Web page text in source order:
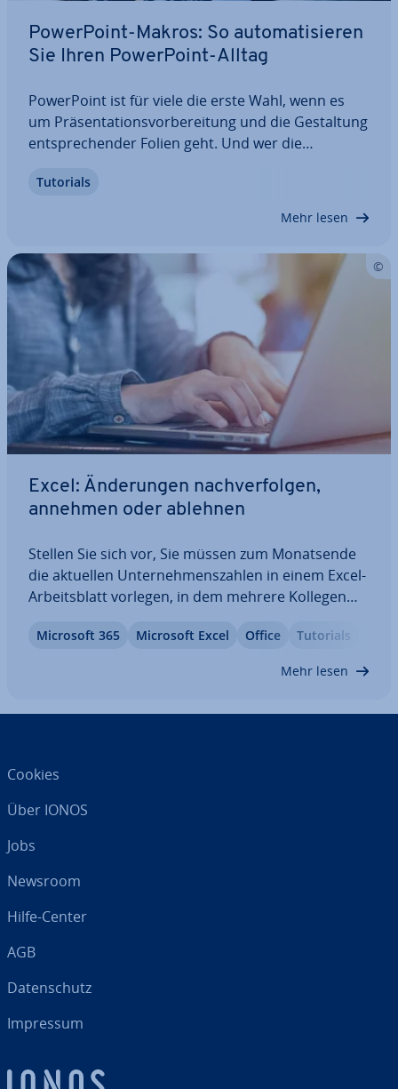
Power­Point-Makros: So au­to­ma­ti­sie­ren
Sie Ihren Power­Point-Alltag
Power­Point ist für viele die erste Wahl, wenn es
um Prä­sen­ta­ti­ons­vor­be­rei­tung und die Ge­stal­tung
ent­spre­chen­der Folien geht. Und wer die
sich die Arbeit mit Power­Point-Makros erheblich
Tutorials
Mehr lesen
Excel: Än­de­run­gen nach­ver­fol­gen,
annehmen oder ablehnen
Stellen Sie sich vor, Sie müssen zum Mo­nats­en­de
die aktuellen Un­ter­neh­mens­zah­len in einem Excel-
Ar­beits­blatt vorlegen, in dem mehrere Kollegen
erkennen, ob alle Be­tei­lig­ten ihre Einträge
Microsoft 365 Microsoft Excel Office Tutorials
Mehr lesen
Cookies
Über IONOS
Jobs
Newsroom
Hilfe-Center
AGB
Da­ten­schutz
Impressum